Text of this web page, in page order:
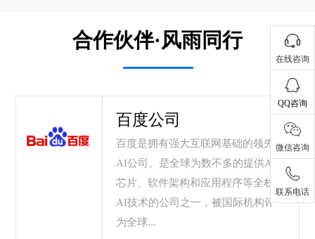
合作伙伴·风雨同行
百度公司
百度是拥有强大互联网基础的领先
AI公司。是全球为数不多的提供AI
芯片、软件架构和应用程序等全栈
AI技术的公司之一，被国际机构评
为全球...
在线咨询
QQ咨询
微信咨询
联系电话